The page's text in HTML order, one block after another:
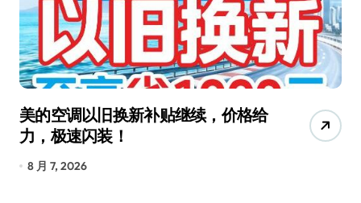
美的空调以旧换新补贴继续，价格给
力，极速闪装！
8 月 7, 2026